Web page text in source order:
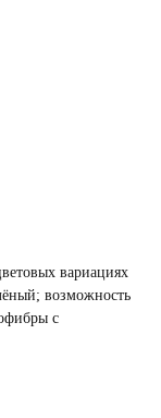
вариациях
возможность
с